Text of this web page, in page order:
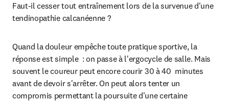
Faut-il cesser tout entraînement lors de la survenue d'une
tendinopathie calcanéenne ?
Quand la douleur empêche toute pratique sportive, la
réponse est simple  : on passe à l'ergocycle de salle. Mais
souvent le coureur peut encore courir 30 à 40  minutes
avant de devoir s'arrêter. On peut alors tenter un
compromis permettant la poursuite d'une certaine